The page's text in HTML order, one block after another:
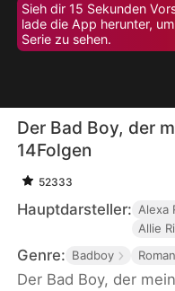
Sieh dir 15 Sekunden
lade die App herunter,
Serie zu sehen.
Der Bad Boy, der
14Folgen
52333
Hauptdarsteller: Alexa
Allie
Genre: Badboy
Der Bad Boy, der